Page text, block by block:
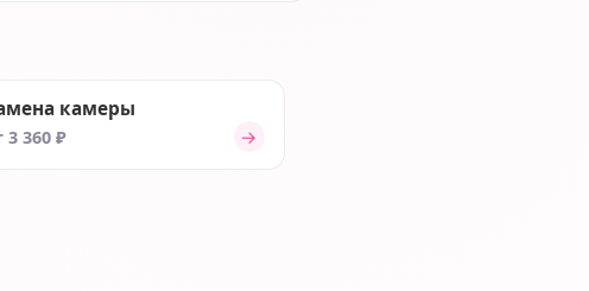
камеры
3 360 ₽ →